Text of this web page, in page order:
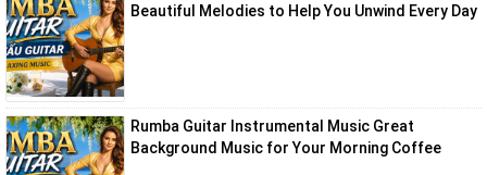
Beautiful Melodies to Help You Unwind Every Day
Rumba Guitar Instrumental Music Great
Background Music for Your Morning Coffee